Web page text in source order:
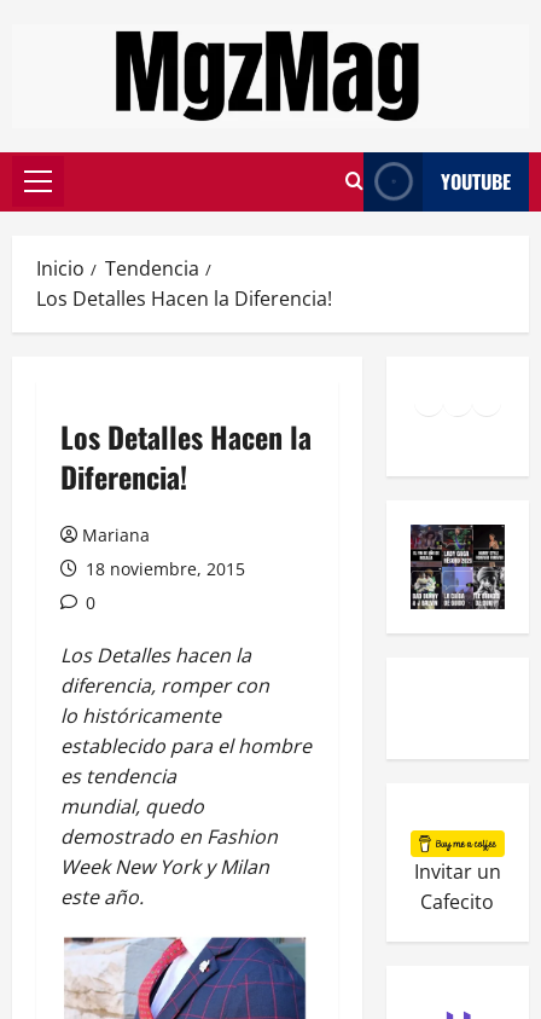
YOUTUBE
Inicio
Tendencia
Los Detalles Hacen la Diferencia!
Los Detalles Hacen la
Diferencia!
Mariana
18 noviembre, 2015
0
Los Detalles hacen la
diferencia, romper con
lo históricamente
establecido para el hombre
es tendencia
mundial, quedo
demostrado en Fashion
Week New York y Milan
este año.
Invitar un
Cafecito